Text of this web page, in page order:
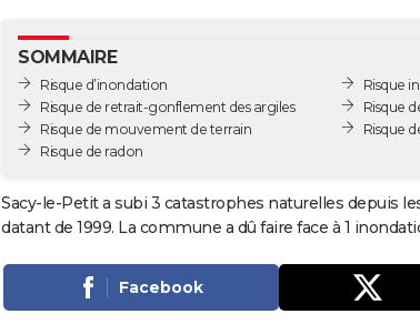
SOMMAIRE
Risque d’inondation
Risque de retrait-gonflement des argiles
Risque de mouvement de terrain
Risque de radon
Risque
Risque
Risque
Sacy-le-Petit a subi 3 catastrophes naturelles depuis
datant de 1999. La commune a dû faire face à 1
Facebook